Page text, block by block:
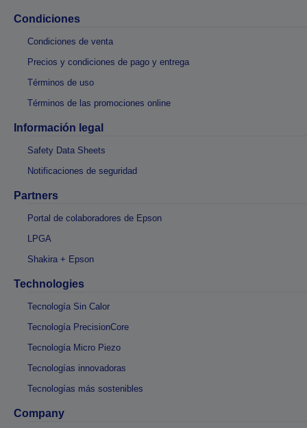
Condiciones
Condiciones de venta
Precios y condiciones de pago y entrega
Términos de uso
Términos de las promociones online
Información legal
Safety Data Sheets
Notificaciones de seguridad
Partners
Portal de colaboradores de Epson
LPGA
Shakira + Epson
Technologies
Tecnología Sin Calor
Tecnología PrecisionCore
Tecnología Micro Piezo
Tecnologías innovadoras
Tecnologías más sostenibles
Company